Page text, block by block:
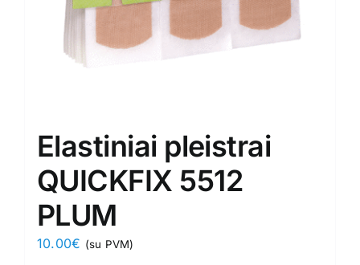
Elastiniai pleistrai
QUICKFIX 5512
PLUM
10.00€ (su PVM)